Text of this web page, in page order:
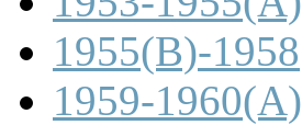
1955(B)-1958
1959-1960(A)